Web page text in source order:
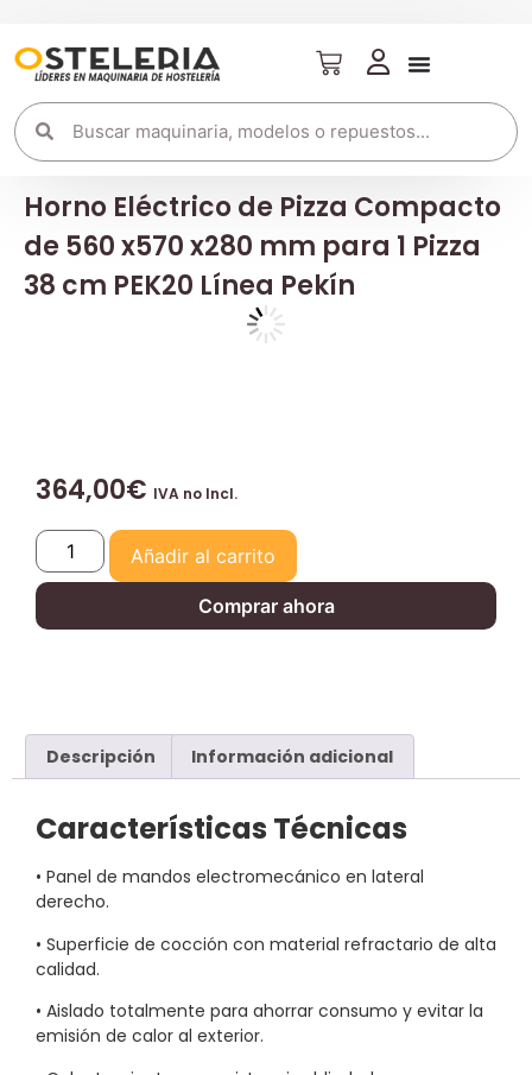
Horno Eléctrico de Pizza Compacto
de 560 x570 x280 mm para 1 Pizza
38 cm PEK20 Línea Pekín
364,00€ IVA no Incl.
Añadir al carrito
Comprar ahora
Descripción Información adicional
Características Técnicas
• Panel de mandos electromecánico en lateral
derecho.
• Superficie de cocción con material refractario de alta
calidad.
• Aislado totalmente para ahorrar consumo y evitar la
emisión de calor al exterior.